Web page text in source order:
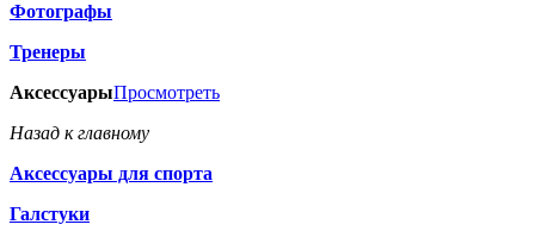
Фотографы
Тренеры
АксессуарыПросмотреть
Назад к главному
Аксессуары для спорта
Галстуки